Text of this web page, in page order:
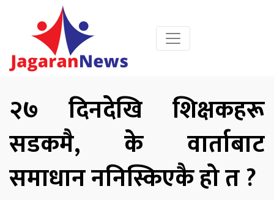
२७ दिनदेखि शिक्षकहरू
सडकमै, के वार्ताबाट
समाधान ननिस्किएकै हो त ?